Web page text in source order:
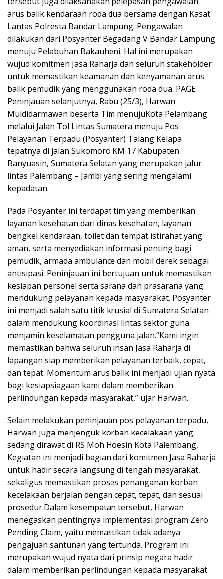
arus balik kendaraan roda dua bersama dengan Kasat
Lantas Polresta Bandar Lampung. Pengawalan
dilakukan dari Posyanter Begadang V Bandar Lampung
menuju Pelabuhan Bakauheni. Hal ini merupakan
wujud komitmen Jasa Raharja dan seluruh stakeholder
untuk memastikan keamanan dan kenyamanan arus
balik pemudik yang menggunakan roda dua. PAGE
Peninjauan selanjutnya, Rabu (25/3), Harwan
Muldidarmawan beserta Tim menujuKota Pelambang
melalui Jalan Tol Lintas Sumatera menuju Pos
Pelayanan Terpadu (Posyanter) Talang Kelapa
tepatnya di jalan Sukomoro KM 17 Kabupaten
Banyuasin, Sumatera Selatan yang merupakan jalur
lintas Palembang – Jambi yang sering mengalami
kepadatan.
Pada Posyanter ini terdapat tim yang memberikan
layanan kesehatan dari dinas kesehatan, layanan
bengkel kendaraan, toilet dan tempat istirahat yang
aman, serta menyediakan informasi penting bagi
pemudik, armada ambulance dan mobil derek sebagai
antisipasi. Peninjauan ini bertujuan untuk memastikan
kesiapan personel serta sarana dan prasarana yang
mendukung pelayanan kepada masyarakat. Posyanter
ini menjadi salah satu titik krusial di Sumatera Selatan
dalam mendukung koordinasi lintas sektor guna
menjamin keselamatan pengguna jalan.“Kami ingin
memastikan bahwa seluruh insan Jasa Raharja di
lapangan siap memberikan pelayanan terbaik, cepat,
dan tepat. Momentum arus balik ini menjadi ujian nyata
bagi kesiapsiagaan kami dalam memberikan
perlindungan kepada masyarakat,” ujar Harwan.
Selain melakukan peninjauan pos pelayanan terpadu,
Harwan juga menjenguk korban kecelakaan yang
sedang dirawat di RS Moh Hoesin Kota Palembang,
Kegiatan ini menjadi bagian dari komitmen Jasa Raharja
untuk hadir secara langsung di tengah masyarakat,
sekaligus memastikan proses penanganan korban
kecelakaan berjalan dengan cepat, tepat, dan sesuai
prosedur.Dalam kesempatan tersebut, Harwan
menegaskan pentingnya implementasi program Zero
Pending Claim, yaitu memastikan tidak adanya
pengajuan santunan yang tertunda. Program ini
merupakan wujud nyata dari prinsip negara hadir
dalam memberikan perlindungan kepada masyarakat